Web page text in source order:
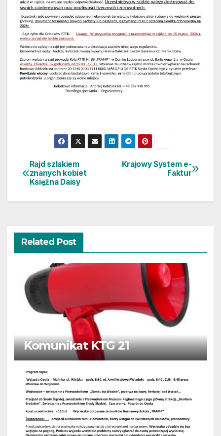
Nawigacja
wpisu
Krajowy System e-
Faktur
Rajd szlakiem
znanych kobiet
Księżna Daisy
Related Post
Komunikat KTG 21